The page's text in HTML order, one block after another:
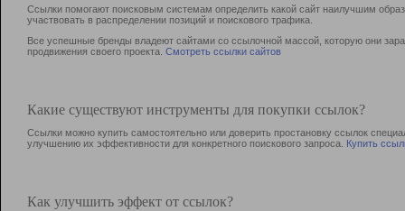
Ссылки помогают поисковым системам определить какой сайт наилучшим
участвовать в раcпределении позиций и поискового трафика.
Все успешные бренды владеют сайтами со ссылочной массой, которую они
продвижения своего проекта. Смотреть ссылки сайтов
Какие существуют инструменты для покупки ссылок?
Ссылки можно купить самостоятельно или доверить простановку ссылок
улучшению их эффективности для конкретного поискового запроса. Купить
Как улучшить эффект от ссылок?